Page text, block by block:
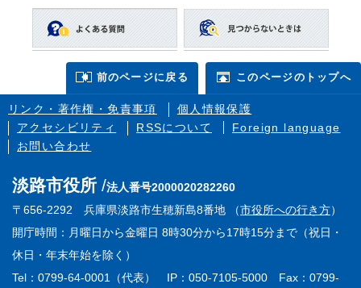
前のページに戻る このページのトップへ
リンク・著作権・免責事項
個人情報保護
アクセシビリティ
RSSについて
Foreign language
お問い合わせ
淡路市役所
法人番号2000020282260
〒656-2292 兵庫県淡路市生穂新島8番地 （市役所への行き方）
開庁時間：月曜日から金曜日 8時30分から17時15分まで（祝日・
休日・年末年始を除く）
Tel：0799-64-0001（代表） IP：050-7105-5000 Fax：0799-